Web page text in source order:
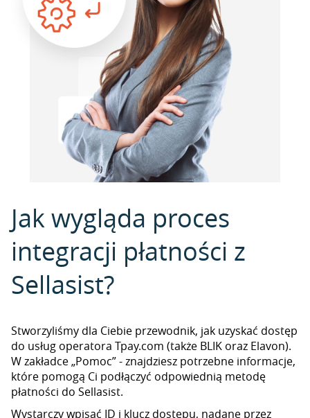
Jak wygląda proces
integracji płatności z
Sellasist?
Stworzyliśmy dla Ciebie przewodnik, jak uzyskać dostęp
do usług operatora Tpay.com (także BLIK oraz Elavon).
W zakładce „Pomoc” - znajdziesz potrzebne informacje,
które pomogą Ci podłączyć odpowiednią metodę
płatności do Sellasist.
Wystarczy wpisać ID i klucz dostępu, nadane przez